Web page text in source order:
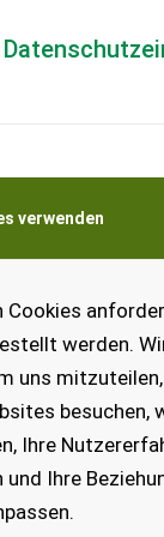
verwenden
Cookies
werden.
uns
besuchen,
Ihre
und Ihre
Land- und
Ort